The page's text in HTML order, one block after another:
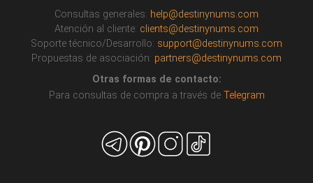
Consultas generales: help@destinynums.com
Atención al cliente: clients@destinynums.com
Soporte técnico/Desarrollo: support@destinynums.com
Propuestas de asociación: partners@destinynums.com
Otras formas de contacto:
Para consultas de compra a través de Telegram